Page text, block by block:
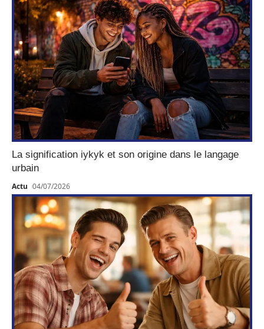
La signification iykyk et son origine dans le langage
urbain
Actu 04/07/2026